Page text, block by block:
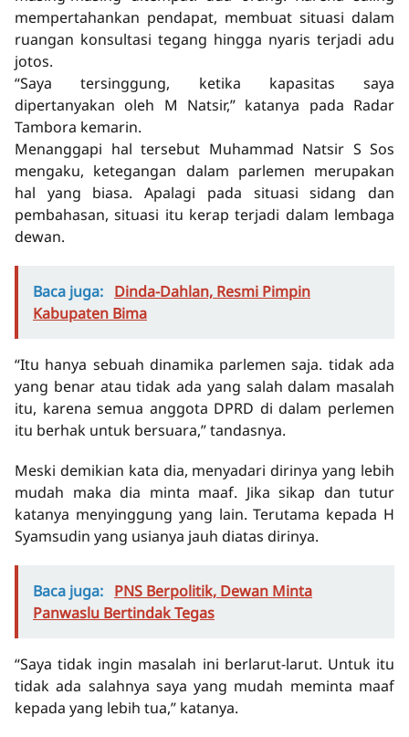
mempertahankan pendapat, membuat situasi dalam
ruangan konsultasi tegang hingga nyaris terjadi adu
jotos.
“Saya tersinggung, ketika kapasitas saya
dipertanyakan oleh M Natsir,” katanya pada Radar
Tambora kemarin.
Menanggapi hal tersebut Muhammad Natsir S Sos
mengaku, ketegangan dalam parlemen merupakan
hal yang biasa. Apalagi pada situasi sidang dan
pembahasan, situasi itu kerap terjadi dalam lembaga
dewan.
Baca juga: Dinda-Dahlan, Resmi Pimpin
Kabupaten Bima
“Itu hanya sebuah dinamika parlemen saja. tidak ada
yang benar atau tidak ada yang salah dalam masalah
itu, karena semua anggota DPRD di dalam perlemen
itu berhak untuk bersuara,” tandasnya.
Meski demikian kata dia, menyadari dirinya yang lebih
mudah maka dia minta maaf. Jika sikap dan tutur
katanya menyinggung yang lain. Terutama kepada H
Syamsudin yang usianya jauh diatas dirinya.
Baca juga: PNS Berpolitik, Dewan Minta
Panwaslu Bertindak Tegas
“Saya tidak ingin masalah ini berlarut-larut. Untuk itu
tidak ada salahnya saya yang mudah meminta maaf
kepada yang lebih tua,” katanya.